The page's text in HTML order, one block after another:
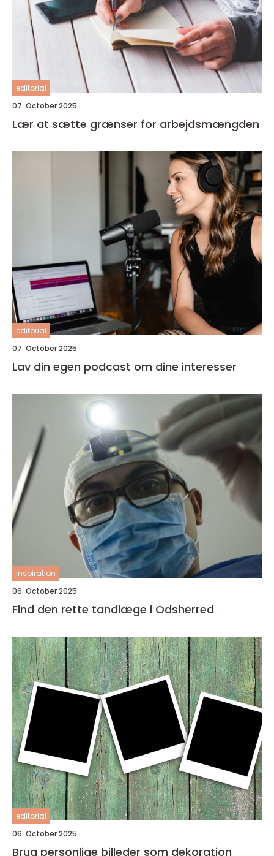
editorial
07. October 2025
Lær at sætte grænser for arbejdsmængden
editorial
07. October 2025
Lav din egen podcast om dine interesser
inspiration
06. October 2025
Find den rette tandlæge i Odsherred
editorial
06. October 2025
Brug personlige billeder som dekoration